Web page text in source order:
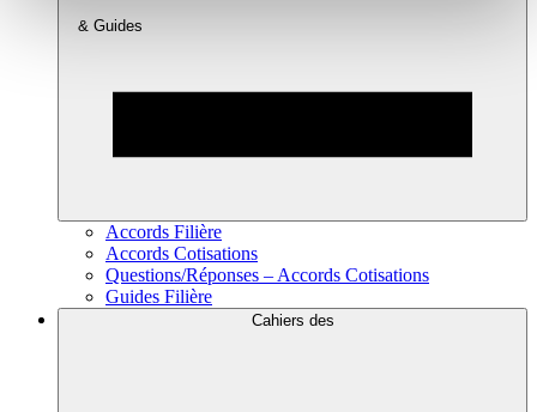
& Guides
Accords Filière
Accords Cotisations
Questions/Réponses – Accords Cotisations
Guides Filière
Cahiers des